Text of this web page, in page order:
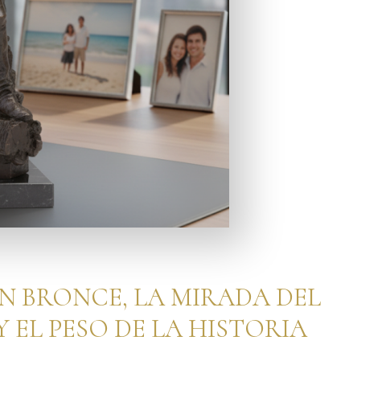
BRONCE, LA MIRADA DEL
EL PESO DE LA HISTORIA